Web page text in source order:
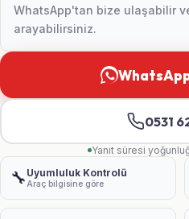
WhatsApp'tan bize ulaşabilir
arayabilirsiniz.
0531
Yanıt süresi
🔧 Uyumluluk Kontrolü
Araç bilgisine göre